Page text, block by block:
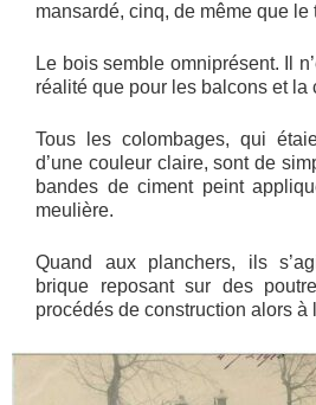
mansardé, cinq, de même que le
Le bois semble omniprésent. Il
réalité que pour les balcons et la
Tous les colombages, qui
d’une couleur claire, sont de
bandes de ciment peint
meulière.
Quand aux planchers, ils
brique reposant sur des
procédés de construction alors à